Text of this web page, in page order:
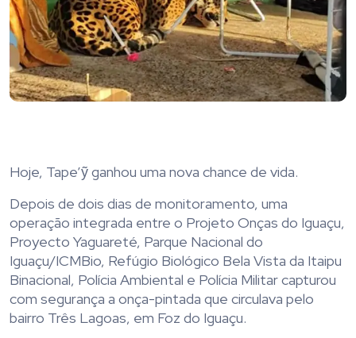
Hoje, Tape’ỹ ganhou uma nova chance de vida.
Depois de dois dias de monitoramento, uma
operação integrada entre o Projeto Onças do Iguaçu,
Proyecto Yaguareté, Parque Nacional do
Iguaçu/ICMBio, Refúgio Biológico Bela Vista da Itaipu
Binacional, Polícia Ambiental e Polícia Militar capturou
com segurança a onça-pintada que circulava pelo
bairro Três Lagoas, em Foz do Iguaçu.